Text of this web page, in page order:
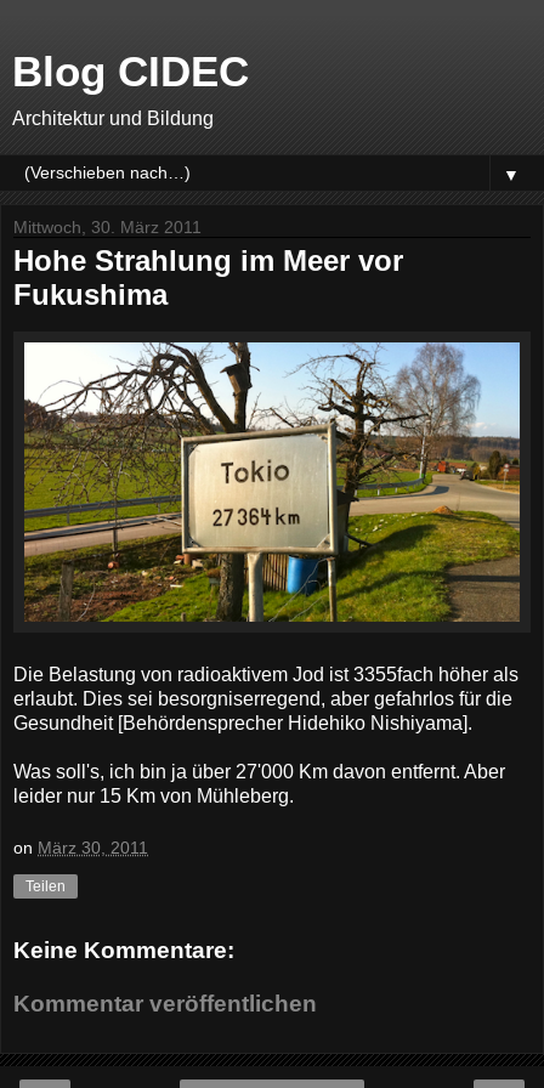
Blog CIDEC
Architektur und Bildung
▼
Mittwoch, 30. März 2011
Hohe Strahlung im Meer vor
Fukushima
Die Belastung von radioaktivem Jod ist 3355fach höher als
erlaubt. Dies sei besorgniserregend, aber gefahrlos für die
Gesundheit [Behördensprecher Hidehiko Nishiyama].
Was soll's, ich bin ja über 27'000 Km davon entfernt. Aber
leider nur 15 Km von Mühleberg.
on März 30, 2011
Teilen
Keine Kommentare:
Kommentar veröffentlichen